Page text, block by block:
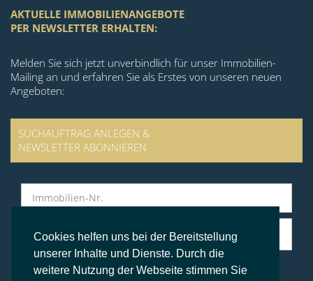
Cookies helfen uns bei der Bereitstellung
unserer Inhalte und Dienste. Durch die
weitere Nutzung der Webseite stimmen Sie
AKTUELLE IMMOBILIENANGEBOTE
PER NEWSLETTER ERHALTEN:
Melden Sie sich jetzt unverbindlich für unser Immobilien-
Mailing an und erfahren Sie als Erstes von unseren neuen
Angeboten:
SUCHAUFTRAG ANLEGEN &
NEWSLETTER ABONNIEREN